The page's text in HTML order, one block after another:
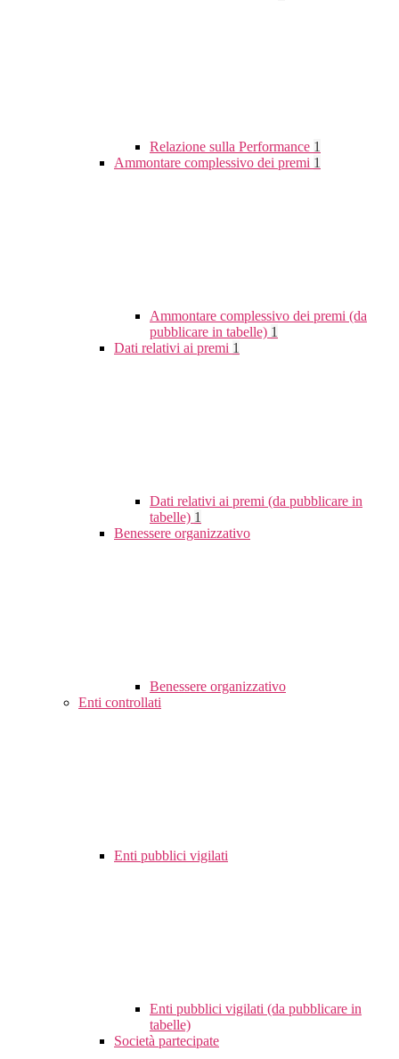
Relazione sulla Performance 1
Ammontare complessivo dei premi 1
Ammontare complessivo dei premi (da
pubblicare in tabelle) 1
Dati relativi ai premi 1
Dati relativi ai premi (da pubblicare in
tabelle) 1
Benessere organizzativo
Benessere organizzativo
Enti controllati
Enti pubblici vigilati
Enti pubblici vigilati (da pubblicare in
tabelle)
Società partecipate